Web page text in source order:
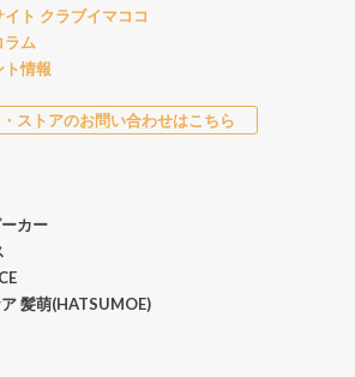
ト クラブイマココ
ラム
ト情報
ストアのお問い合わせはこちら
カー
髪萌(HATSUMOE)